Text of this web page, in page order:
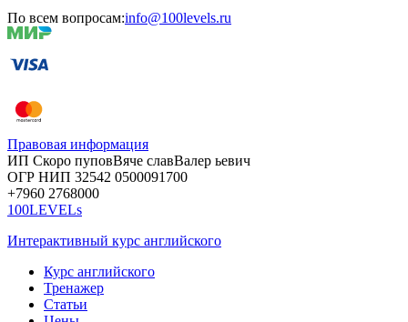
По всем вопросам:info@100levels.ru
Правовая информация
ИП Скоро пуповВяче славВалер ьевич
ОГР НИП 32542 0500091700
+7960 2768000
100LEVELs
Интерактивный курс английского
Курс английского
Тренажер
Статьи